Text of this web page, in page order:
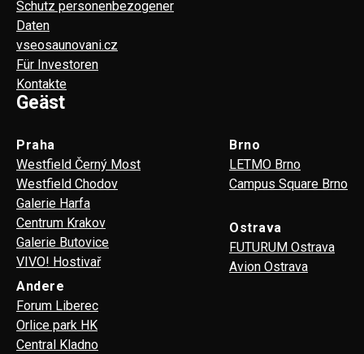
Schutz personenbezogener
Daten
vseosaunovani.cz
Für Investoren
Kontakte
Geäst
Praha
Westfield Černý Most
Westfield Chodov
Galerie Harfa
Centrum Krakov
Galerie Butovice
VIVO! Hostivař
Brno
LETMO Brno
Campus Square Brno
Ostrava
FUTURUM Ostrava
Avion Ostrava
Andere
Forum Liberec
Orlice park HK
Central Kladno